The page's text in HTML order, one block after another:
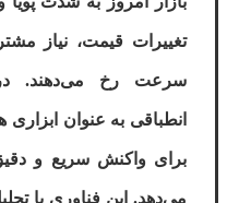
تغییرات قیمت، نیاز
سرعت رخ می‌دهند.
انطباقی به عنوان ابزاری
برای واکنش سریع و
می‌دهد. این فناوری با